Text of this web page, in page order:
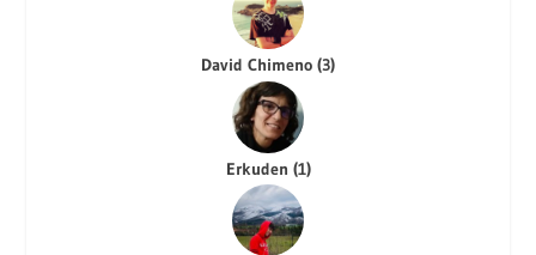
David Chimeno (3)
Erkuden (1)